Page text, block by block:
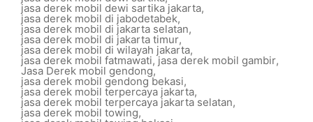
jasa derek mobil dewi sartika jakarta,
jasa derek mobil di jabodetabek,
jasa derek mobil di jakarta selatan,
jasa derek mobil di jakarta timur,
jasa derek mobil di wilayah jakarta,
jasa derek mobil fatmawati,jasa derek mobil gambir,
Jasa Derek mobil gendong,
jasa derek mobil gendong bekasi,
jasa derek mobil terpercaya jakarta,
jasa derek mobil terpercaya jakarta selatan,
jasa derek mobil towing,